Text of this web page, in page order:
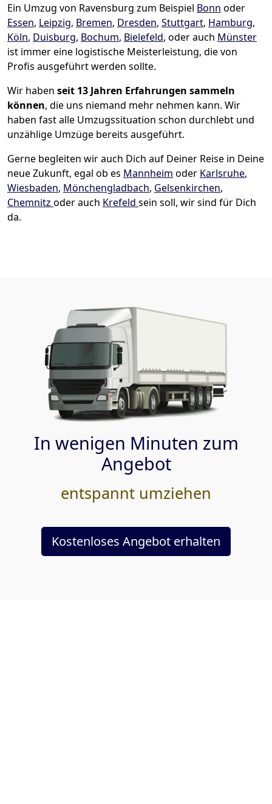
Ein Umzug von Ravensburg zum Beispiel Bonn oder
Essen, Leipzig, Bremen, Dresden, Stuttgart, Hamburg,
Köln, Duisburg, Bochum, Bielefeld, oder auch Münster
ist immer eine logistische Meisterleistung, die von
Profis ausgeführt werden sollte.
Wir haben seit 13 Jahren Erfahrungen sammeln
können, die uns niemand mehr nehmen kann. Wir
haben fast alle Umzugssituation schon durchlebt und
unzählige Umzüge bereits ausgeführt.
Gerne begleiten wir auch Dich auf Deiner Reise in Deine
neue Zukunft, egal ob es Mannheim oder Karlsruhe,
Wiesbaden, Mönchen­gladbach, Gelsenkirchen,
Chemnitz oder auch Krefeld sein soll, wir sind für Dich
da.
In wenigen Minuten zum
Angebot
entspannt umziehen
Kostenloses Angebot erhalten